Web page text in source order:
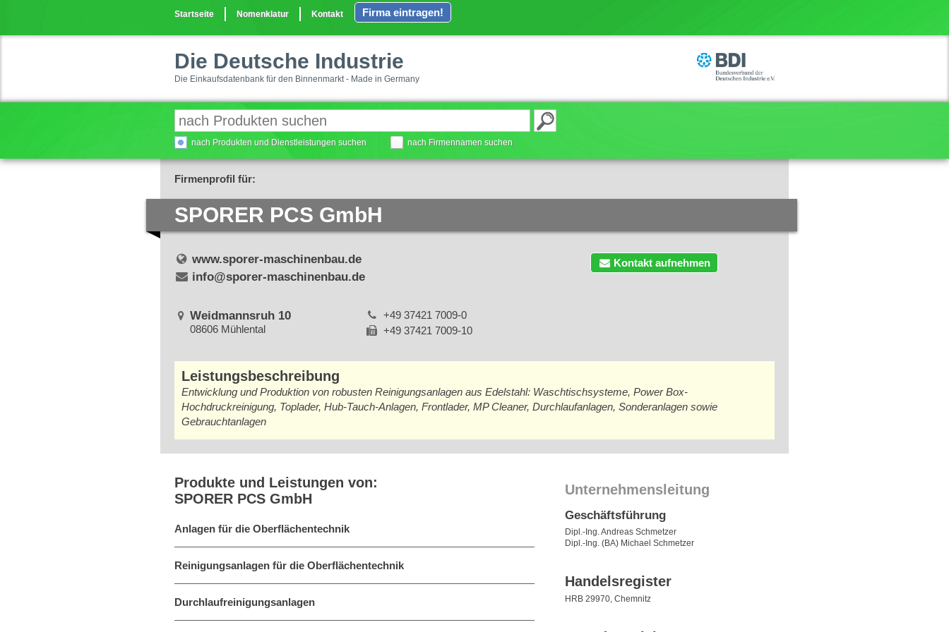
Startseite Nomenklatur Kontakt Firma eintragen!
Die Deutsche Industrie
Die Einkaufsdatenbank für den Binnenmarkt - Made in Germany
nach Produkten und Dienstleistungen suchen nach Firmennamen suchen
Firmenprofil für:
SPORER PCS GmbH
Kontakt aufnehmen
www.sporer-maschinenbau.de
info@sporer-maschinenbau.de
Weidmannsruh 10
08606 Mühlental
+49 37421 7009-0
+49 37421 7009-10
Leistungsbeschreibung
Entwicklung und Produktion von robusten Reinigungsanlagen aus Edelstahl: Waschtischsysteme, Power Box-
Hochdruckreinigung, Toplader, Hub-Tauch-Anlagen, Frontlader, MP Cleaner, Durchlaufanlagen, Sonderanlagen sowie
Gebrauchtanlagen
Produkte und Leistungen von:
SPORER PCS GmbH
Anlagen für die Oberflächentechnik
Reinigungsanlagen für die Oberflächentechnik
Durchlaufreinigungsanlagen
Unternehmensleitung
Geschäftsführung
Dipl.-Ing. Andreas Schmetzer
Dipl.-Ing. (BA) Michael Schmetzer
Handelsregister
HRB 29970, Chemnitz